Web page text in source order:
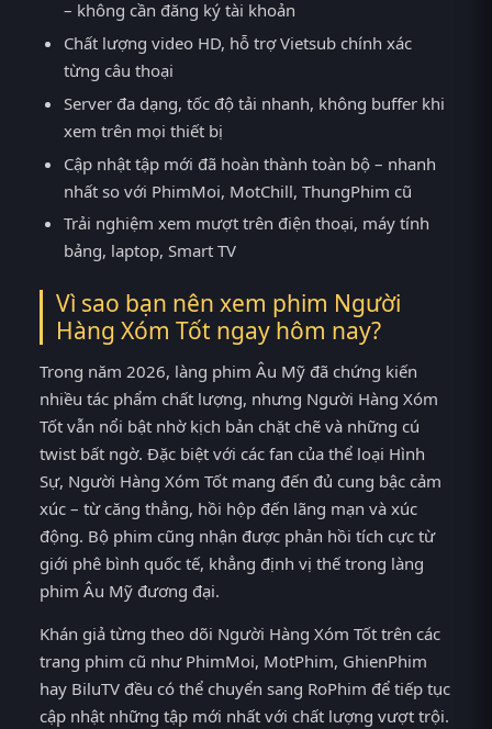
– không cần đăng ký tài khoản
Chất lượng video HD, hỗ trợ Vietsub chính xác
từng câu thoại
Server đa dạng, tốc độ tải nhanh, không buffer khi
xem trên mọi thiết bị
Cập nhật tập mới đã hoàn thành toàn bộ – nhanh
nhất so với PhimMoi, MotChill, ThungPhim cũ
Trải nghiệm xem mượt trên điện thoại, máy tính
bảng, laptop, Smart TV
Vì sao bạn nên xem phim Người
Hàng Xóm Tốt ngay hôm nay?
Trong năm 2026, làng phim Âu Mỹ đã chứng kiến
nhiều tác phẩm chất lượng, nhưng Người Hàng Xóm
Tốt vẫn nổi bật nhờ kịch bản chặt chẽ và những cú
twist bất ngờ. Đặc biệt với các fan của thể loại Hình
Sự, Người Hàng Xóm Tốt mang đến đủ cung bậc cảm
xúc – từ căng thẳng, hồi hộp đến lãng mạn và xúc
động. Bộ phim cũng nhận được phản hồi tích cực từ
giới phê bình quốc tế, khẳng định vị thế trong làng
phim Âu Mỹ đương đại.
Khán giả từng theo dõi Người Hàng Xóm Tốt trên các
trang phim cũ như PhimMoi, MotPhim, GhienPhim
hay BiluTV đều có thể chuyển sang RoPhim để tiếp tục
cập nhật những tập mới nhất với chất lượng vượt trội.